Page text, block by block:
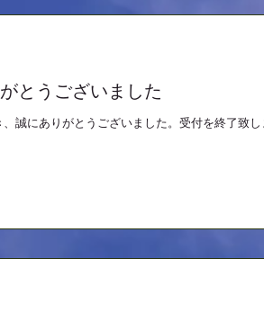
とうございました
誠にありがとうございました。受付を終了致